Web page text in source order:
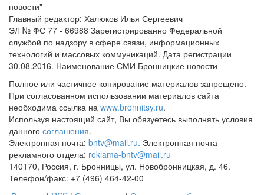
новости"
Главный редактор: Халюков Илья Сергеевич
ЭЛ № ФС 77 - 66988 Зарегистрированно Федеральной
службой по надзору в сфере связи, информационных
технологий и массовых коммуникаций. Дата регистрации
30.08.2016. Наименование СМИ Бронницкие новости
Полное или частичное копирование материалов запрещено.
При согласованном использовании материалов сайта
необходима ссылка на www.bronnitsy.ru.
Используя настоящий сайт, Вы обязуетесь выполнять условия
данного соглашения.
Электронная почта: bntv@mail.ru. Электронная почта
рекламного отдела: reklama-bntv@mail.ru
140170, Россия, г. Бронницы, ул. Новобронницкая, д. 46.
Телефон/факс: +7 (496) 464-42-00